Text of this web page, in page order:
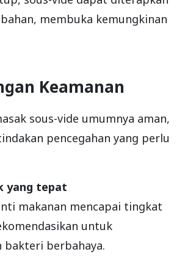
membuka kemungkinan
Keamanan
sous-vide umumnya aman,
pencegahan yang perlu
yang tepat
makanan mencapai tingkat
untuk
bakteri berbahaya.